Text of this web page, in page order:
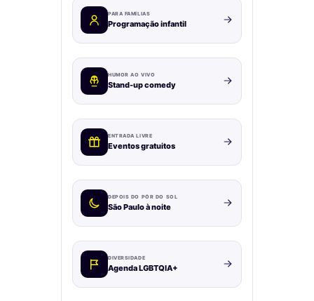
PARA FAMÍLIAS
Programação infantil
HUMOR AO VIVO
Stand-up comedy
ENTRADA LIVRE
Eventos gratuitos
DEPOIS DO PÔR DO SOL
São Paulo à noite
DIVERSIDADE
Agenda LGBTQIA+